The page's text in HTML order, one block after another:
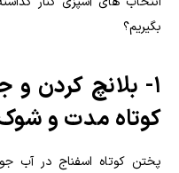
بگیریم؟
1- بلانچ کردن
کوتاه مدت و